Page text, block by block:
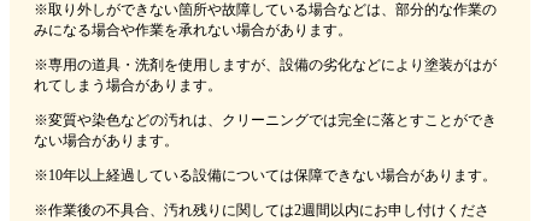
※取り外しができない箇所や故障している場合などは、部分的な作業の
みになる場合や作業を承れない場合があります。
※専用の道具・洗剤を使用しますが、設備の劣化などにより塗装がはが
れてしまう場合があります。
※変質や染色などの汚れは、クリーニングでは完全に落とすことができ
ない場合があります。
※10年以上経過している設備については保障できない場合があります。
※作業後の不具合、汚れ残りに関しては2週間以内にお申し付けくださ